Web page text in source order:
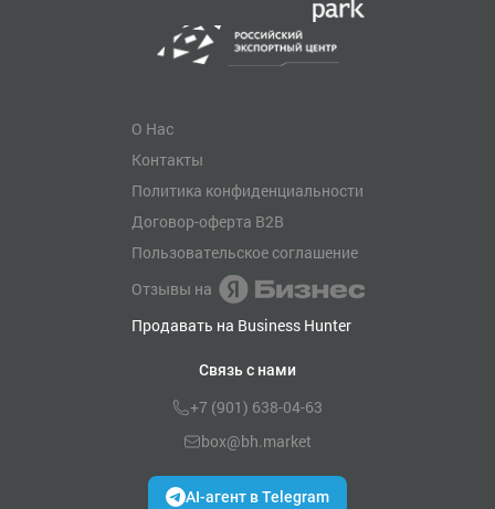
О Нас
Контакты
Политика конфиденциальности
Договор-оферта B2B
Пользовательское соглашение
Отзывы на
Продавать на Business Hunter
Связь с нами
+7 (901) 638-04-63
box@bh.market
AI-агент в Telegram